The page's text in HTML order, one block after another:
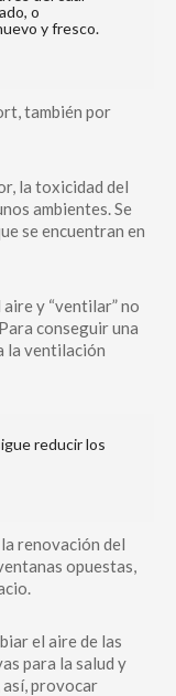
o
y fresco.
también por
la toxicidad del
ambientes. Se
se encuentran en
y “ventilar” no
conseguir una
la ventilación
reducir los
renovación del
opuestas,
el aire de las
para la salud y
provocar